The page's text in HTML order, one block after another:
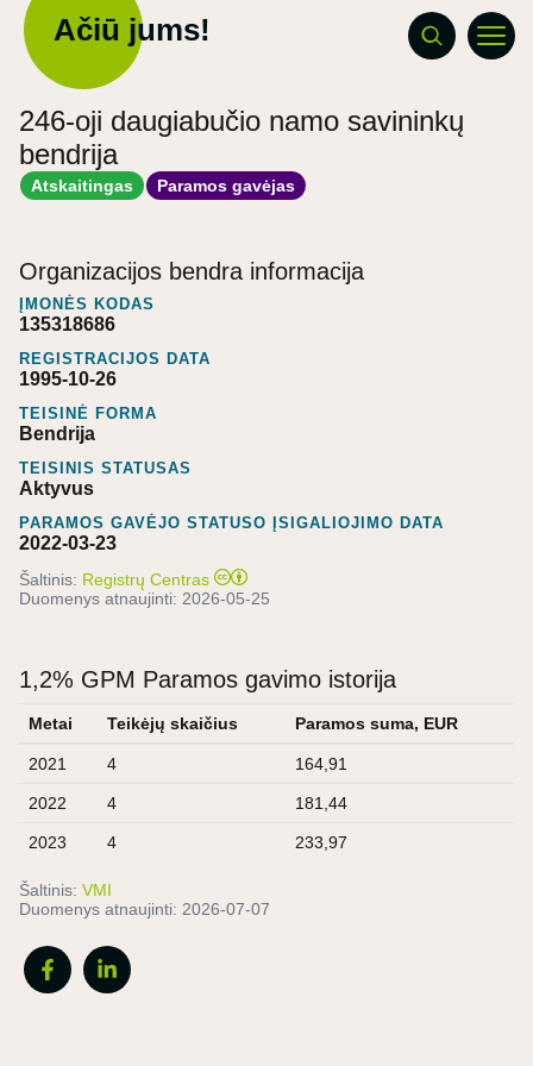
Ačiū jums!
246-oji daugiabučio namo savininkų
bendrija
Atskaitingas Paramos gavėjas
Organizacijos bendra informacija
ĮMONĖS KODAS
135318686
REGISTRACIJOS DATA
1995-10-26
TEISINĖ FORMA
Bendrija
TEISINIS STATUSAS
Aktyvus
PARAMOS GAVĖJO STATUSO ĮSIGALIOJIMO DATA
2022-03-23
Šaltinis: Registrų Centras
Duomenys atnaujinti: 2026-05-25
1,2% GPM Paramos gavimo istorija
Metai Teikėjų skaičius Paramos suma, EUR
2021 4 164,91
2022 4 181,44
2023 4 233,97
Šaltinis: VMI
Duomenys atnaujinti: 2026-07-07